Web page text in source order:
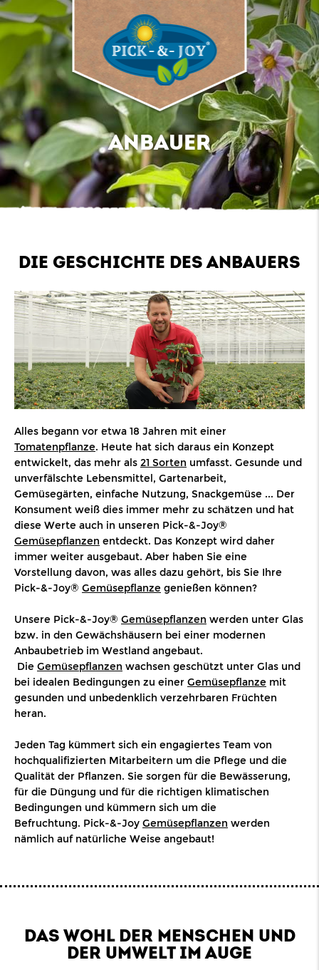
ANBAUER
DIE GESCHICHTE DES ANBAUERS
Alles begann vor etwa 18 Jahren mit einer
Tomatenpflanze. Heute hat sich daraus ein Konzept
entwickelt, das mehr als 21 Sorten umfasst. Gesunde und
unverfälschte Lebensmittel, Gartenarbeit,
Gemüsegärten, einfache Nutzung, Snackgemüse ... Der
Konsument weiß dies immer mehr zu schätzen und hat
diese Werte auch in unseren Pick-&-Joy®
Gemüsepflanzen entdeckt. Das Konzept wird daher
immer weiter ausgebaut. Aber haben Sie eine
Vorstellung davon, was alles dazu gehört, bis Sie Ihre
Pick-&-Joy® Gemüsepflanze genießen können?
Unsere Pick-&-Joy® Gemüsepflanzen werden unter Glas
bzw. in den Gewächshäusern bei einer modernen
Anbaubetrieb im Westland angebaut.
Die Gemüsepflanzen wachsen geschützt unter Glas und
bei idealen Bedingungen zu einer Gemüsepflanze mit
gesunden und unbedenklich verzehrbaren Früchten
heran.
Jeden Tag kümmert sich ein engagiertes Team von
hochqualifizierten Mitarbeitern um die Pflege und die
Qualität der Pflanzen. Sie sorgen für die Bewässerung,
für die Düngung und für die richtigen klimatischen
Bedingungen und kümmern sich um die
Befruchtung. Pick-&-Joy Gemüsepflanzen werden
nämlich auf natürliche Weise angebaut!
DAS WOHL DER MENSCHEN UND
DER UMWELT IM AUGE